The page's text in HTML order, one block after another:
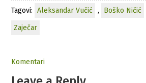
Tagovi: Aleksandar Vučić , Boško Ničić
Zaječar
Komentari